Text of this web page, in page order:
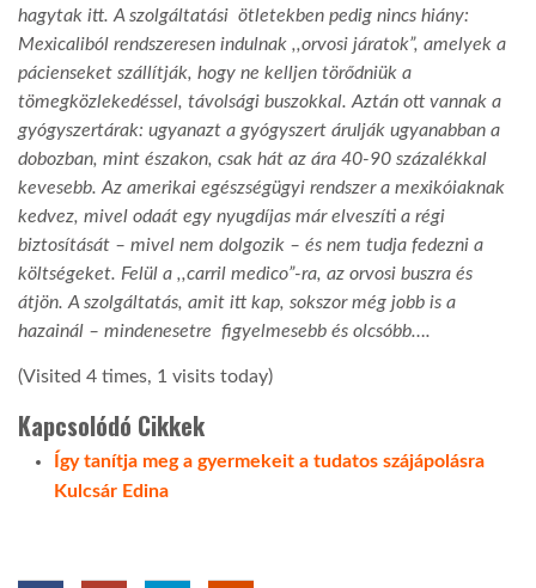
hagytak itt. A szolgáltatási ötletekben pedig nincs hiány:
Mexicaliból rendszeresen indulnak ,,orvosi járatok”, amelyek a
pácienseket szállítják, hogy ne kelljen törődniük a
tömegközlekedéssel, távolsági buszokkal. Aztán ott vannak a
gyógyszertárak: ugyanazt a gyógyszert árulják ugyanabban a
dobozban, mint északon, csak hát az ára 40-90 százalékkal
kevesebb. Az amerikai egészségügyi rendszer a mexikóiaknak
kedvez, mivel odaát egy nyugdíjas már elveszíti a régi
biztosítását – mivel nem dolgozik – és nem tudja fedezni a
költségeket. Felül a ,,carril medico”-ra, az orvosi buszra és
átjön. A szolgáltatás, amit itt kap, sokszor még jobb is a
hazainál – mindenesetre figyelmesebb és olcsóbb….
(Visited 4 times, 1 visits today)
Kapcsolódó Cikkek
Így tanítja meg a gyermekeit a tudatos szájápolásra
Kulcsár Edina